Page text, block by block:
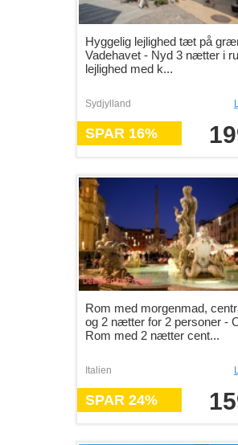
Hyggelig lejlighed tæt på
Vadehavet - Nyd 3 nætter i
lejlighed med k...
Sydjylland
SPAR 16%
Rom med morgenmad,
og 2 nætter for 2 personer -
Rom med 2 nætter cent...
Italien
SPAR 24%